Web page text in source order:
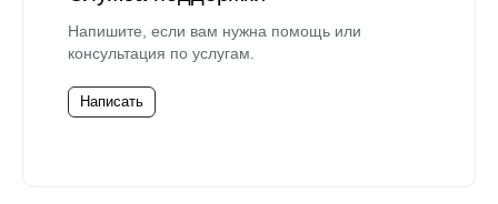
Напишите, если вам нужна помощь или
консультация по услугам.
Написать